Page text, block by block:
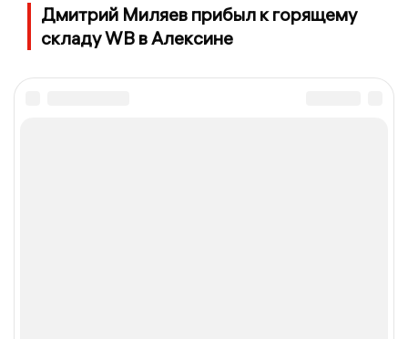
Дмитрий Миляев прибыл к горящему
складу WB в Алексине